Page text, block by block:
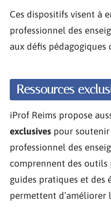
Ces dispositifs visent à
professionnel des
aux défis pédagogiques
Ressources
iProf Reims propose
exclusives pour
professionnel des
comprennent des outils
guides pratiques et des
permettent d’améliorer